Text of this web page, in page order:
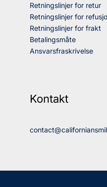
Retningslinjer for retur
Retningslinjer for
Retningslinjer for frakt
Betalingsmåte
Ansvarsfraskrivelse
Kontakt